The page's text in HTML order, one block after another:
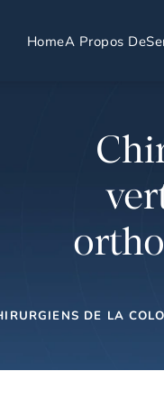
HomeA Propos De
DE LA